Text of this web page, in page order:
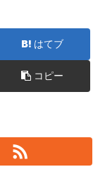
はてブ
コピー